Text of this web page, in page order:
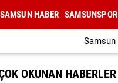
SAMSUN HABER SAMSUNSPOR
Samsun
OKUNAN HABERLER